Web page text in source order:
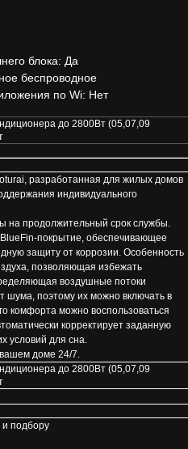
блока: Да
беспроводное
по Wi: Нет
до 2800Вт (05,07,09
разработанная для жилых домов
индивидуального
на продолжительный срок службы.
покрытие, обеспечивающее
защиту от коррозии. Особенность
позволяющая избежать
воздушные потоки
шума, поэтому их можно включать в
комфорта можно воспользоваться
корректирует заданную
условий для сна.
доме 24/7.
до 2800Вт (05,07,09
и подбору